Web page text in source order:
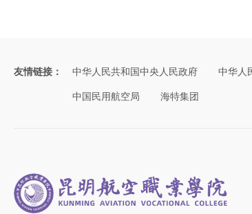
友情链接： 中华人民共和国中央人民政府 中华人
中国民用航空局
海特集团